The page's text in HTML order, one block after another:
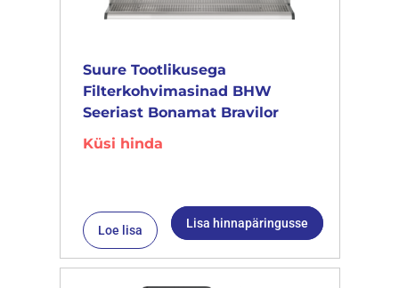
Suure Tootlikusega
Filterkohvimasinad BHW
Seeriast Bonamat Bravilor
Küsi hinda
Loe lisa Lisa hinnapäringusse